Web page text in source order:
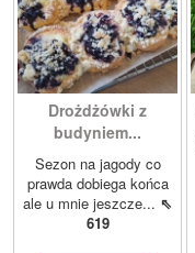
Drożdżówki z
budyniem...
Sezon na jagody co
prawda dobiega końca
ale u mnie jeszcze... ⇖
619